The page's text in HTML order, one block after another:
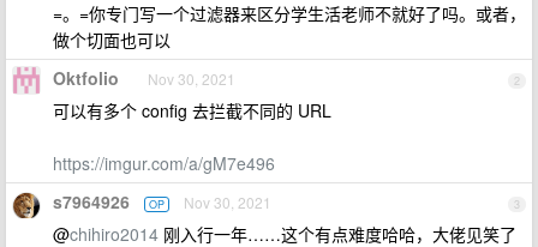
=。=你专门写一个过滤器来区分学生活老师不就好了吗。或者，
做个切面也可以
2
Oktfolio Nov 30, 2021
可以有多个 config 去拦截不同的 URL
https://imgur.com/a/gM7e496
3
s7964926 OP Nov 30, 2021
@chihiro2014 刚入行一年……这个有点难度哈哈，大佬见笑了